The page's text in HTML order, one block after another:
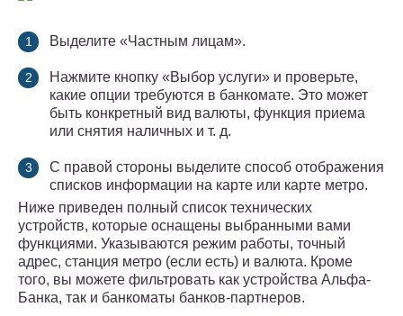
Выделите «Частным лицам».
Нажмите кнопку «Выбор услуги» и проверьте,
какие опции требуются в банкомате. Это может
быть конкретный вид валюты, функция приема
или снятия наличных и т. д.
С правой стороны выделите способ отображения
списков информации на карте или карте метро.
Ниже приведен полный список технических
устройств, которые оснащены выбранными вами
функциями. Указываются режим работы, точный
адрес, станция метро (если есть) и валюта. Кроме
того, вы можете фильтровать как устройства Альфа-
Банка, так и банкоматы банков-партнеров.